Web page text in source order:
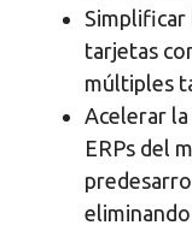
Simplificar
tarjetas
múltiples
Acelerar
ERPs del